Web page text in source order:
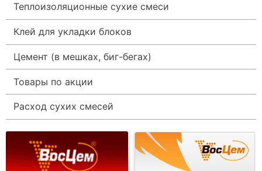
Теплоизоляционные сухие смеси
Клей для укладки блоков
Цемент (в мешках, биг-бегах)
Товары по акции
Расход сухих смесей